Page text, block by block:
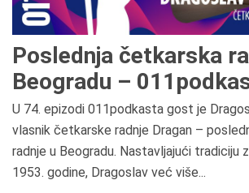
Poslednja četkarska
Beogradu –
U 74. epizodi 011podkasta gost je
vlasnik četkarske radnje Dragan –
radnje u Beogradu. Nastavljajući tradiciju
1953. godine, Dragoslav već više...